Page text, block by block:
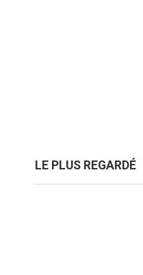
LE PLUS REGARDÉ